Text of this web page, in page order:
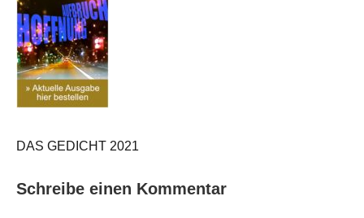
DAS GEDICHT 2021
Schreibe einen Kommentar